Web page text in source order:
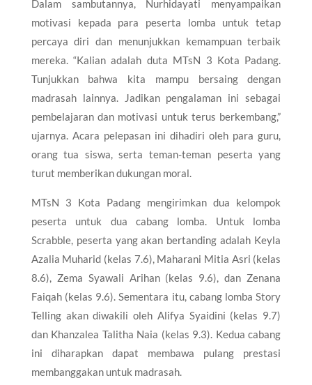
Dalam sambutannya, Nurhidayati menyampaikan
motivasi kepada para peserta lomba untuk tetap
percaya diri dan menunjukkan kemampuan terbaik
mereka. “Kalian adalah duta MTsN 3 Kota Padang.
Tunjukkan bahwa kita mampu bersaing dengan
madrasah lainnya. Jadikan pengalaman ini sebagai
pembelajaran dan motivasi untuk terus berkembang,”
ujarnya. Acara pelepasan ini dihadiri oleh para guru,
orang tua siswa, serta teman-teman peserta yang
turut memberikan dukungan moral.
MTsN 3 Kota Padang mengirimkan dua kelompok
peserta untuk dua cabang lomba. Untuk lomba
Scrabble, peserta yang akan bertanding adalah Keyla
Azalia Muharid (kelas 7.6), Maharani Mitia Asri (kelas
8.6), Zema Syawali Arihan (kelas 9.6), dan Zenana
Faiqah (kelas 9.6). Sementara itu, cabang lomba Story
Telling akan diwakili oleh Alifya Syaidini (kelas 9.7)
dan Khanzalea Talitha Naia (kelas 9.3). Kedua cabang
ini diharapkan dapat membawa pulang prestasi
membanggakan untuk madrasah.